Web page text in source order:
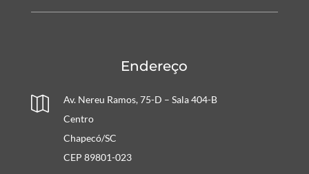
Endereço

Av. Nereu Ramos, 75-D – Sala 404-B
Centro
Chapecó/SC
CEP 89801-023